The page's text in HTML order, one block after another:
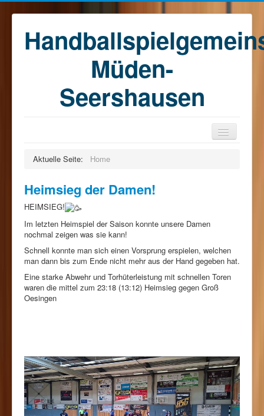
Müden-
Seershausen
Training
Kontakt
Förderkreis
Sponsoren
Aktuelle Seite: Home
Heimsieg der Damen!
HEIMSIEG!
Im letzten Heimspiel der Saison konnte unsere Damen
nochmal zeigen was sie kann!
Schnell konnte man sich einen Vorsprung erspielen, welchen
man dann bis zum Ende nicht mehr aus der Hand gegeben hat.
Eine starke Abwehr und Torhüterleistung mit schnellen Toren
waren die mittel zum 23:18 (13:12) Heimsieg gegen Groß
Oesingen